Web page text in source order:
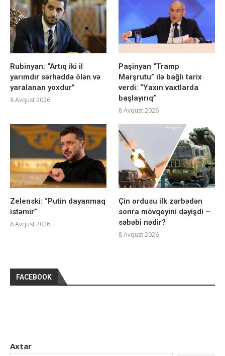
Rubinyan: “Artıq iki il
yarımdır sərhəddə ölən və
yaralanan yoxdur”
8 Avqust 2026
Paşinyan “Tramp
Marşrutu” ilə bağlı tarix
verdi: “Yaxın vaxtlarda
başlayırıq”
8 Avqust 2026
Zelenski: “Putin dayanmaq
istəmir”
8 Avqust 2026
Çin ordusu ilk zərbədən
sonra mövqeyini dəyişdi –
səbəbi nədir?
8 Avqust 2026
FACEBOOK
Axtar